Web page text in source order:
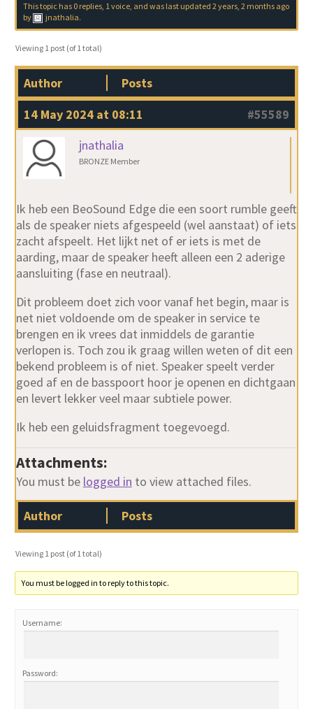
This topic has 0 replies, 1 voice, and was last updated 2 years, 2 months ago
by
jnathalia.
Viewing 1 post (of 1 total)
Author
Posts
14 May 2024 at 08:11
#55589
jnathalia
BRONZE Member
Ik heb een BeoSound Edge die een soort rumble geeft
als de speaker niets afgespeeld (wel aanstaat) of iets
zacht afspeelt. Het lijkt net of er iets is met de
aarding, maar de speaker heeft alleen een 2 aderige
aansluiting (fase en neutraal).
Dit probleem doet zich voor vanaf het begin, maar is
net niet voldoende om de speaker in service te
brengen en ik vrees dat inmiddels de garantie
verlopen is. Toch zou ik graag willen weten of dit een
bekend probleem is of niet. Speaker speelt verder
goed af en de basspoort hoor je openen en dichtgaan
en levert lekker veel maar subtiele power.
Ik heb een geluidsfragment toegevoegd.
Attachments:
You must be logged in to view attached files.
Author Posts
Viewing 1 post (of 1 total)
You must be logged in to reply to this topic.
Username:
Password: